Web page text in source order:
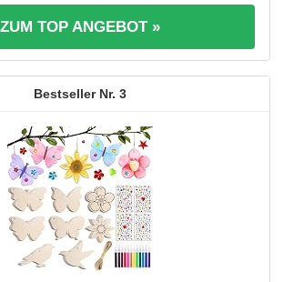
ZUM TOP ANGEBOT »
3